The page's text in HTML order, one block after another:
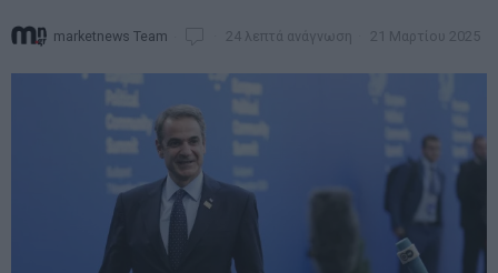
marketnews Team 24 λεπτά ανάγνωση 21 Μαρτίου 2025